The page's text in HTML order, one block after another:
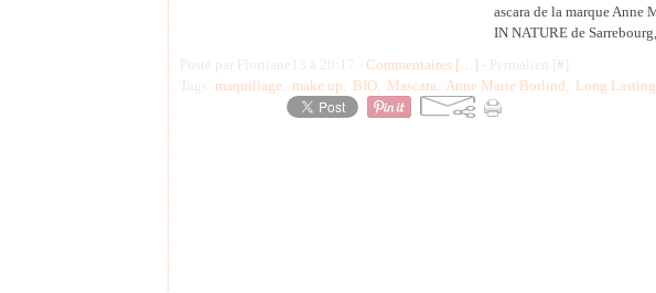
ascara de la marque Anne
IN NATURE de
Commentaires […] #
maquillage make up BIO Mascara Anne Marie Borlind Long